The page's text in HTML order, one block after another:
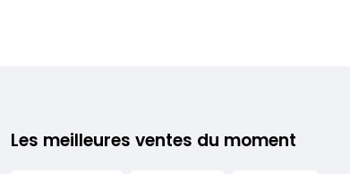
Les meilleures ventes du moment